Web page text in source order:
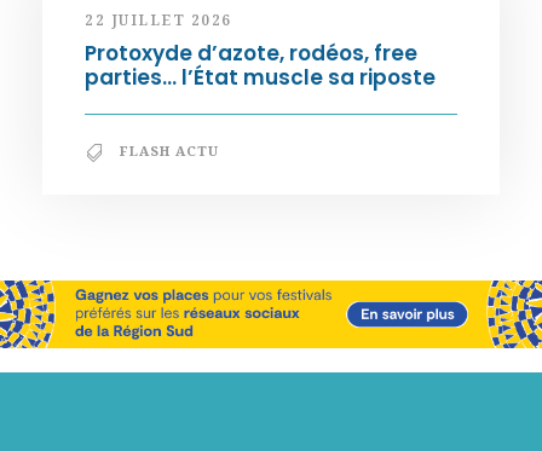
22 JUILLET 2026
Protoxyde d’azote, rodéos, free
parties… l’État muscle sa riposte
FLASH ACTU